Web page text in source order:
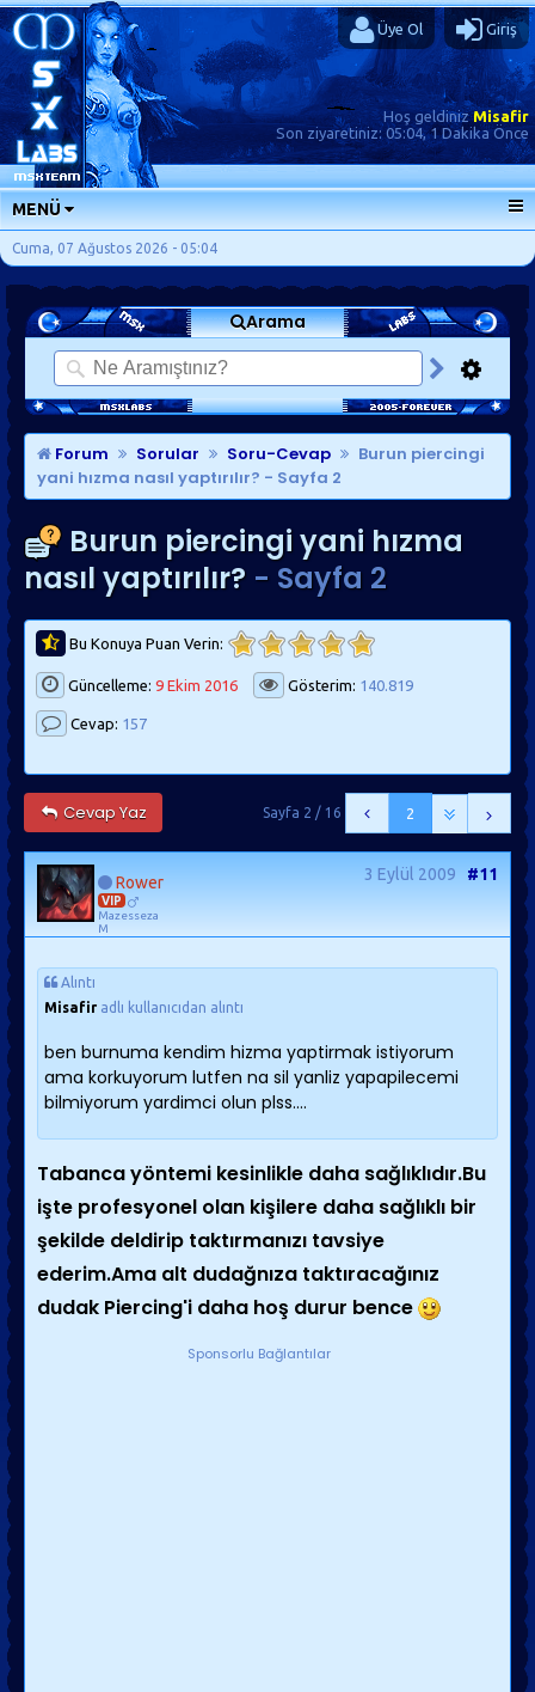
Üye Ol Giriş
Hoş geldinizMisafir
Son ziyaretiniz: 05:04, 1 Dakika Önce
MENÜ
ANA SAYFA
FORUMLAR
SORU-CEVAP
GÜNLÜKLER
SON MESAJLAR
KISAYOLLAR
Cuma, 07 Ağustos 2026 - 05:04
Arama
Forum Sorular Soru-Cevap
Burun piercingi
yani hızma nasıl yaptırılır? - Sayfa 2
Burun piercingi yani hızma
nasıl yaptırılır? - Sayfa 2
Bu Konuya Puan Verin:
Güncelleme: 9 Ekim 2016 Gösterim: 140.819
Cevap: 157
Cevap Yaz 2
Sayfa 2 / 16
Rower
VIP
Mazesseza
M
3 Eylül 2009 #11
Alıntı
Misafir adlı kullanıcıdan alıntı
ben burnuma kendim hizma yaptirmak istiyorum
ama korkuyorum lutfen na sil yanliz yapapilecemi
bilmiyorum yardimci olun plss....
Tabanca yöntemi kesinlikle daha sağlıklıdır.Bu
işte profesyonel olan kişilere daha sağlıklı bir
şekilde deldirip taktırmanızı tavsiye
ederim.Ama alt dudağnıza taktıracağınız
dudak Piercing'i daha hoş durur bence
Sponsorlu Bağlantılar